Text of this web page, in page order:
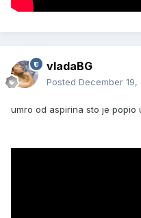
vladaBG
Posted December 19,
umro od aspirina sto je popio